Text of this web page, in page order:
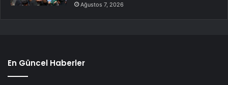
Ağustos 7, 2026
En Güncel Haberler